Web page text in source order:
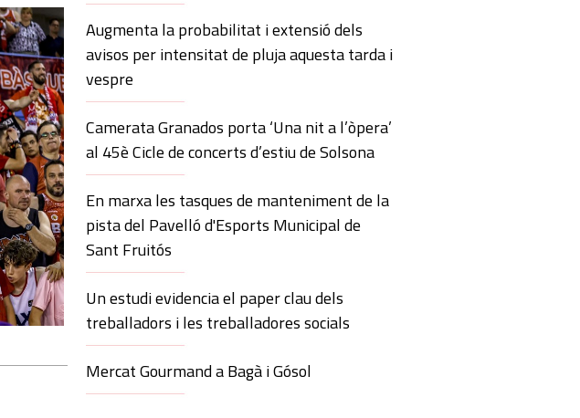
Augmenta la probabilitat i extensió dels
avisos per intensitat de pluja aquesta tarda i
vespre
Camerata Granados porta ‘Una nit a l’òpera’
al 45è Cicle de concerts d’estiu de Solsona
En marxa les tasques de manteniment de la
pista del Pavelló d'Esports Municipal de
Sant Fruitós
Un estudi evidencia el paper clau dels
treballadors i les treballadores socials
Mercat Gourmand a Bagà i Gósol